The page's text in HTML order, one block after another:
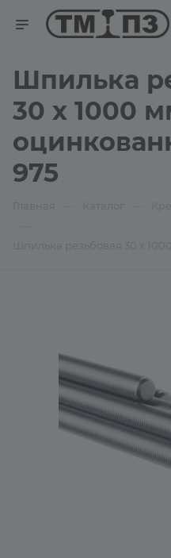
Шпилька
30 х 1000
975